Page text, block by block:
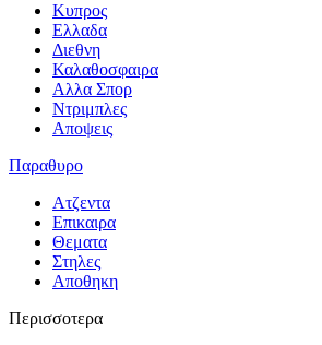
Κυπρος
Ελλαδα
Διεθνη
Καλαθοσφαιρα
Αλλα Σπορ
Ντριμπλες
Αποψεις
Παραθυρο
Ατζεντα
Επικαιρα
Θεματα
Στηλες
Αποθηκη
Περισσοτερα